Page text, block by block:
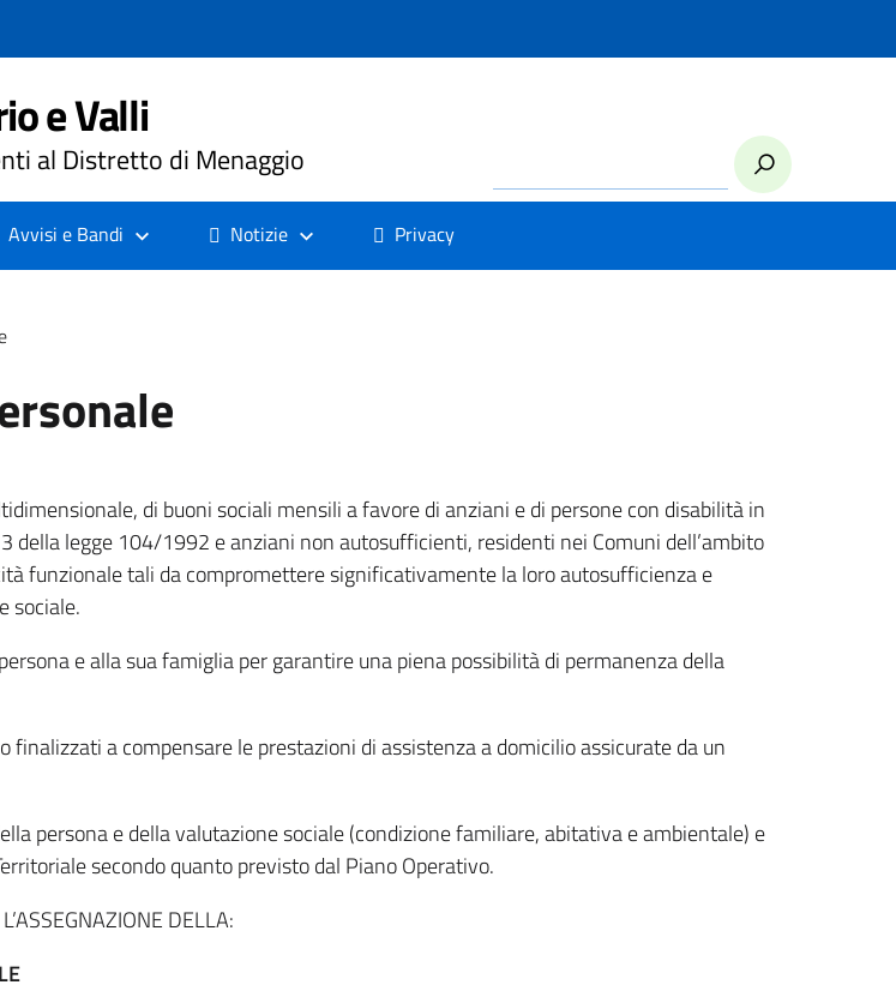
e Valli
al Distretto di Menaggio
Avvisi e Bandi Notizie Privacy
di buoni sociali mensili a favore di anziani e di persone con disabilità in
della legge 104/1992 e anziani non autosufficienti, residenti nei Comuni dell’ambito
funzionale tali da compromettere significativamente la loro autosufficienza e
sociale.
e alla sua famiglia per garantire una piena possibilità di permanenza della
a compensare le prestazioni di assistenza a domicilio assicurate da un
persona e della valutazione sociale (condizione familiare, abitativa e ambientale) e
secondo quanto previsto dal Piano Operativo.
DELLA: